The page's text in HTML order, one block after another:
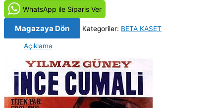
(1967)
Orjinal
BETA
Video
adet
WhatsApp ile Siparis Ver
Magazaya Dön Kategoriler: BETA KASET
Açıklama